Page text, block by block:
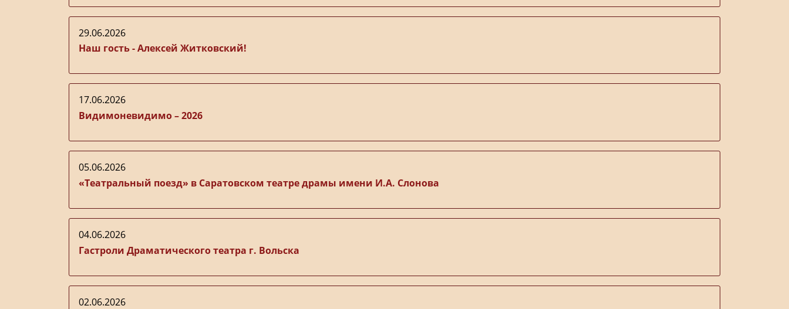
29.06.2026
Наш гость - Алексей Житковский!
17.06.2026
Видимоневидимо – 2026
05.06.2026
«Театральный поезд» в Саратовском театре драмы имени И.А. Слонова
04.06.2026
Гастроли Драматического театра г. Вольска
02.06.2026